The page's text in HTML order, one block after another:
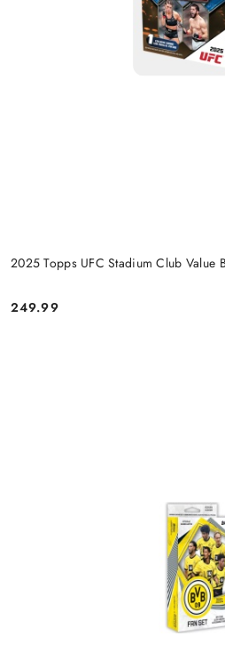
2025 Topps UFC Stadium Club Value
Cena:
249.99